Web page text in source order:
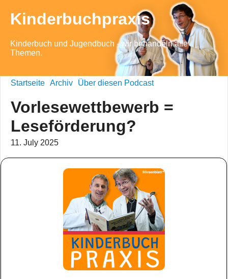
Kinderbuchpraxis
Kinderbuch und Jugendbuch - wir behandeln alle
Themen.
Startseite Archiv Über diesen Podcast
Vorlesewettbewerb =
Leseförderung?
11. July 2025